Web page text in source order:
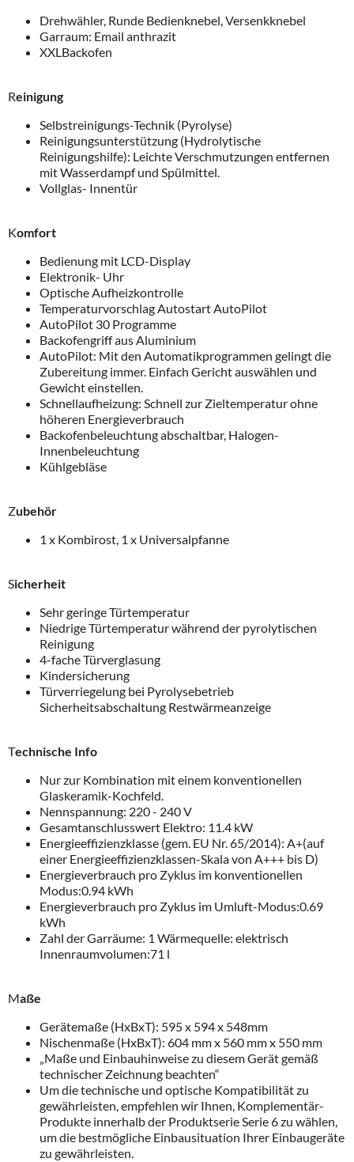
Drehwähler, Runde Bedienknebel, Versenkknebel
Garraum: Email anthrazit
XXLBackofen
Reinigung
Selbstreinigungs-Technik (Pyrolyse)
Reinigungsunterstützung (Hydrolytische
Reinigungshilfe): Leichte Verschmutzungen entfernen
mit Wasserdampf und Spülmittel.
Vollglas- Innentür
Komfort
Bedienung mit LCD-Display
Elektronik- Uhr
Optische Aufheizkontrolle
Temperaturvorschlag Autostart AutoPilot
AutoPilot 30 Programme
Backofengriff aus Aluminium
AutoPilot: Mit den Automatikprogrammen gelingt die
Zubereitung immer. Einfach Gericht auswählen und
Gewicht einstellen.
Schnellaufheizung: Schnell zur Zieltemperatur ohne
höheren Energieverbrauch
Backofenbeleuchtung abschaltbar, Halogen-
Innenbeleuchtung
Kühlgebläse
Zubehör
1 x Kombirost, 1 x Universalpfanne
Sicherheit
Sehr geringe Türtemperatur
Niedrige Türtemperatur während der pyrolytischen
Reinigung
4-fache Türverglasung
Kindersicherung
Türverriegelung bei Pyrolysebetrieb
Sicherheitsabschaltung Restwärmeanzeige
Technische Info
Nur zur Kombination mit einem konventionellen
Glaskeramik-Kochfeld.
Nennspannung: 220 - 240 V
Gesamtanschlusswert Elektro: 11.4 kW
Energieeffizienzklasse (gem. EU Nr. 65/2014): A+(auf
einer Energieeffizienzklassen-Skala von A+++ bis D)
Energieverbrauch pro Zyklus im konventionellen
Modus:0.94 kWh
Energieverbrauch pro Zyklus im Umluft-Modus:0.69
kWh
Zahl der Garräume: 1 Wärmequelle: elektrisch
Innenraumvolumen:71 l
Maße
Gerätemaße (HxBxT): 595 x 594 x 548mm
Nischenmaße (HxBxT): 604 mm x 560 mm x 550 mm
„Maße und Einbauhinweise zu diesem Gerät gemäß
technischer Zeichnung beachten“
Um die technische und optische Kompatibilität zu
gewährleisten, empfehlen wir Ihnen, Komplementär-
Produkte innerhalb der Produktserie Serie 6 zu wählen,
um die bestmögliche Einbausituation Ihrer Einbaugeräte
zu gewährleisten.